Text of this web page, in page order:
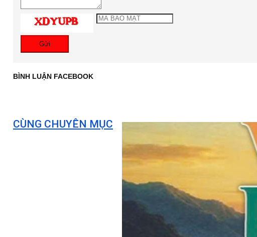
Gửi
BÌNH LUẬN FACEBOOK
CÙNG CHUYÊN MỤC